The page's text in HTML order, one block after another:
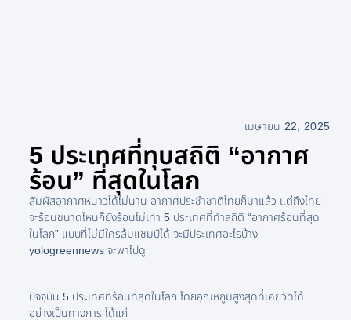
เมษายน 22, 2025
5 ประเทศที่ทุบสถิติ “อากาศ
ร้อน” ที่สุดในโลก
สัมผัสอากาศหนาวได้ไม่นาน อากาศประชำชาติไทยก็มาแล้ว แต่ถึงไทย
จะร้อนขนาดไหนก็ยังร้อนไม่เท่า 5 ประเทศที่ทำสถิติ “อากาศร้อนที่สุด
ในโลก” แบบที่ไม่มีใครล้มแชมป์ได้ จะมีประเทศอะไรบ้าง
yologreennews จะพาไปดู
ปัจจุบัน 5 ประเทศที่ร้อนที่สุดในโลก โดยอุณหภูมิสูงสุดที่เคยวัดได้
อย่างเป็นทางการ ได้แก่